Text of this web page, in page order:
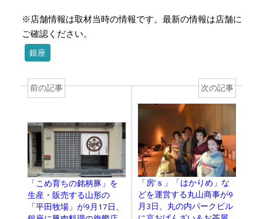
※店舗情報は取材当時の情報です。最新の情報は店舗に
ご確認ください。
銀座
前の記事
「こめ育ちの銘柄豚」を
生産・販売する山形の
「平田牧場」が9月17日、
次の記事
「房’ｓ」「はかりめ」な
どを運営する丸山商事が9
月3日、丸の内パークビル